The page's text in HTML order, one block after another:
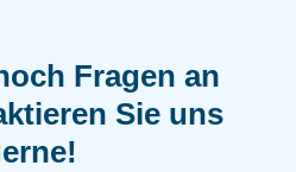
Fragen an
Sie uns